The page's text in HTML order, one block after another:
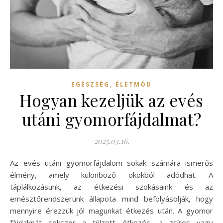
EGÉSZSÉG , ÉLETMÓD
Hogyan kezeljük az evés
utáni gyomorfájdalmat?
2025.03.16.
Az evés utáni gyomorfájdalom sokak számára ismerős
élmény, amely különböző okokból adódhat. A
táplálkozásunk, az étkezési szokásaink és az
emésztőrendszerünk állapota mind befolyásolják, hogy
mennyire érezzük jól magunkat étkezés után. A gyomor